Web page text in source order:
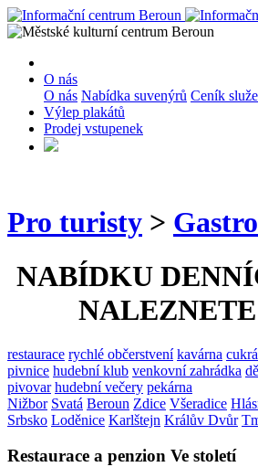
O nás
O nás Nabídka suvenýrů Ceník
Výlep plakátů
Prodej vstupenek
Pro turisty >
NABÍDKU
NALEZNETE
restaurace rychlé občerstvení kavárna
pivnice hudební klub venkovní zahrádka
pivovar hudební večery pekárna
Nižbor Svatá Beroun Zdice Všeradice
Srbsko Loděnice Karlštejn Králův Dvůr
Restaurace a penzion Ve století